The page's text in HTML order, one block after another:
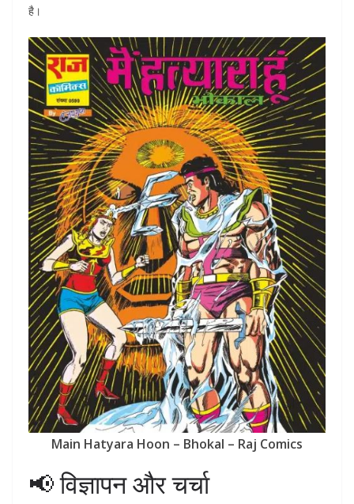
है।
Main Hatyara Hoon – Bhokal – Raj Comics
📢 विज्ञापन और चर्चा